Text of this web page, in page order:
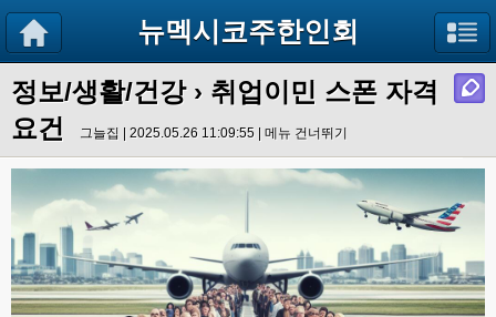
뉴멕시코주한인회
정보/생활/건강› 취업이민 스폰 자격
요건
그늘집 | 2025.05.26 11:09:55 | 메뉴 건너뛰기